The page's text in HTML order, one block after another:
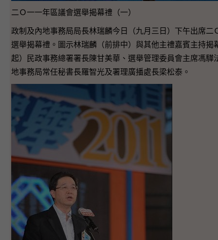
二Ｏ一一年區議會選舉揭幕禮（一）
政制及內地事務局局長林瑞麟今日（九月三日）下午出席二
選舉揭幕禮。圖示林瑞麟（前排中）與其他主禮嘉賓主持揭
起）民政事務總署署長陳甘美華、選舉管理委員會主席馮驊
地事務局常任秘書長羅智光及署理廣播處長梁松泰。